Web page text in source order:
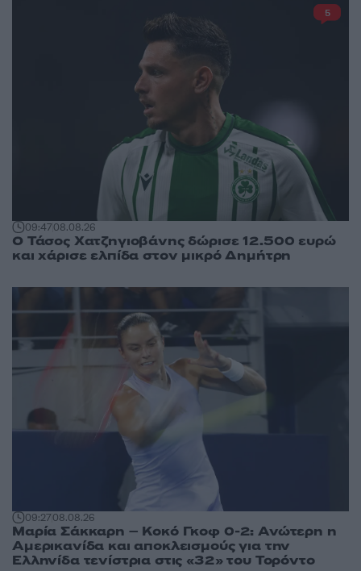
09:4708.08.26
Ο Τάσος Χατζηγιοβάνης δώρισε 12.500 ευρώ
και χάρισε ελπίδα στον μικρό Δημήτρη
5
09:2708.08.26
Μαρία Σάκκαρη – Κοκό Γκοφ 0-2: Ανώτερη η
Αμερικανίδα και αποκλεισμούς για την
Ελληνίδα τενίστρια στις «32» του Τορόντο